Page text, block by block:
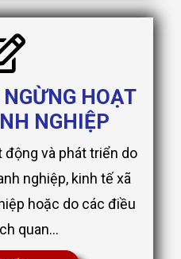
HOẠT
NGHIỆP
và phát triển do
nghiệp, kinh tế xã
hoặc do các điều
quan...